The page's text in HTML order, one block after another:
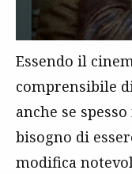
Essendo il
comprensibile
anche se
bisogno di
modifica